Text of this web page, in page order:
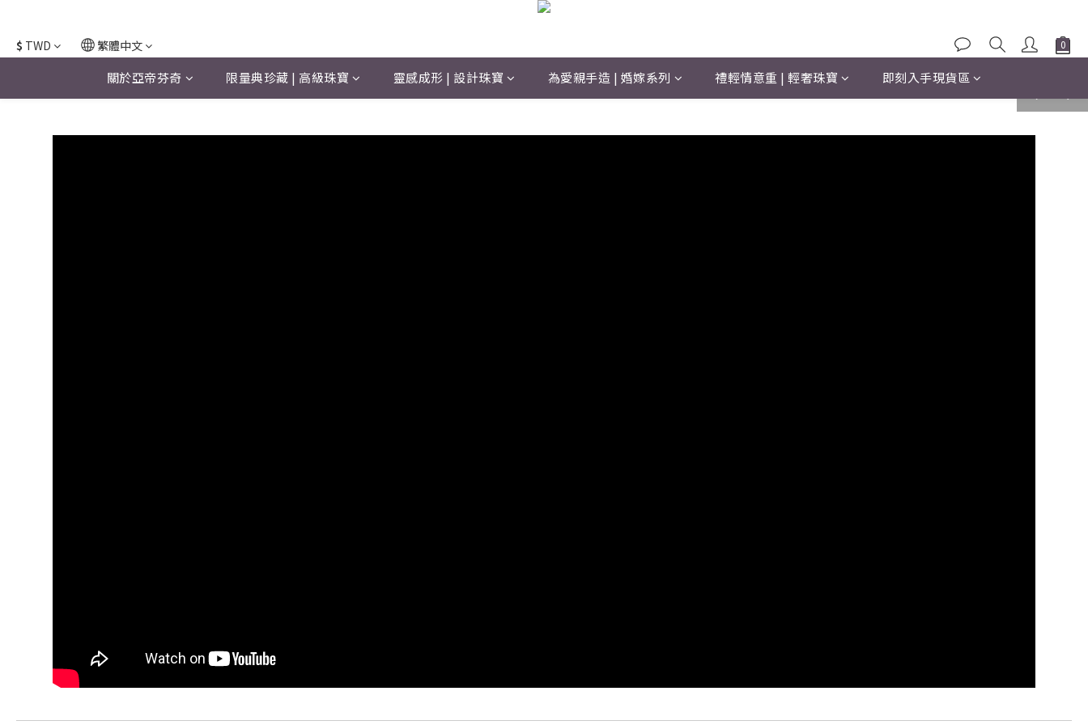
$ TWD 繁體中文
關於亞帝芬奇 限量典珍藏 | 高級珠寶 靈感成形 | 設計珠寶 為愛親手造 | 婚嫁系列 禮輕情意重 | 輕奢珠寶 即刻入手現貨區